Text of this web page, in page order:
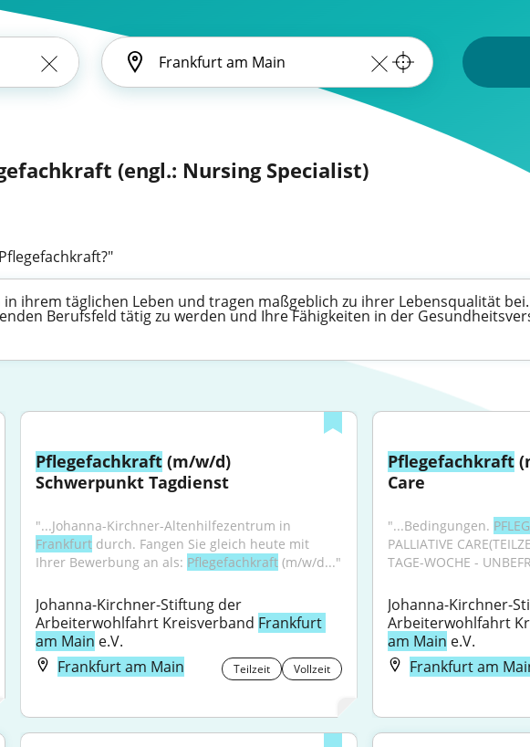
(engl.: Nursing Specialist)
ihrem täglichen Leben und tragen maßgeblich zu ihrer Lebensqualität
Berufsfeld tätig zu werden und Ihre Fähigkeiten in der
Pflegefachkraft (m/w/d)
Schwerpunkt Tagdienst
Frankfurt durch. Fangen Sie gleich heute mit
Ihrer Bewerbung an als: Pflegefachkraft (m/w/d..."
Johanna-Kirchner-Stiftung der
Arbeiterwohlfahrt Kreisverband Frankfurt
am Main e.V.
Frankfurt am Main
Teilzeit Vollzeit
Pflegefachkraft
Care
"...Bedingungen.
PALLIATIVE
TAGE-WOCHE -
Johanna-Kirchner-
Arbeiterwohlfahrt
am Main e.V.
Frankfurt am